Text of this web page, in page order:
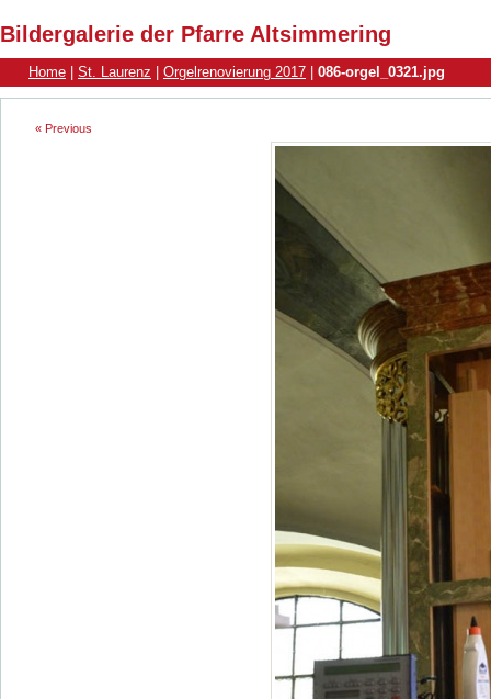
Bildergalerie der Pfarre Altsimmering
Home St. Laurenz Orgelrenovierung 2017 086-orgel_0321.jpg
« Previous